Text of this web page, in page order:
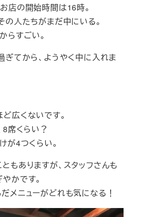
店の開始時間は16時。
の人たちがまだ中にいる。
らすごい。
てから、ようやく中に入れま
広くないです。
8席くらい？
が4つくらい。
もありますが、スタッフさんも
かです。
メニューがどれも気になる！